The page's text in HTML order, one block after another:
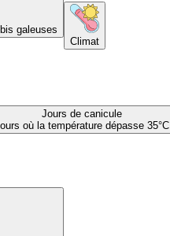
galeuses
Climat
Jours de canicule
où la température dépasse 35°C